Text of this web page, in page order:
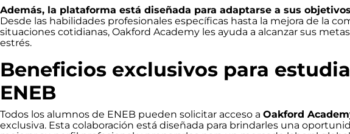
Además, la plataforma está diseñada para adaptarse a sus
Desde las habilidades profesionales específicas hasta la mejora de la
situaciones cotidianas, Oakford Academy les ayuda a alcanzar sus
estrés.
Beneficios exclusivos para
ENEB
Todos los alumnos de ENEB pueden solicitar acceso a Oakford
exclusiva. Esta colaboración está diseñada para brindarles una